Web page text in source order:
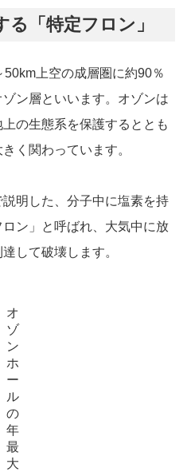
「特定フロン」
上空の成層圏に約90％
ン層といいます。オゾンは
の生態系を保護するととも
く関わっています。
説明した、分子中に塩素を持
ロン」と呼ばれ、大気中に放
して破壊します。
オ
ゾ
ン
ホ
ー
ル
の
年
最
大